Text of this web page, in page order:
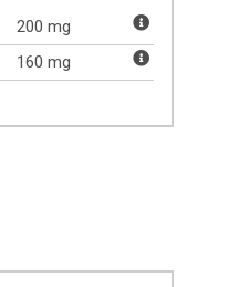
200 mg
160 mg